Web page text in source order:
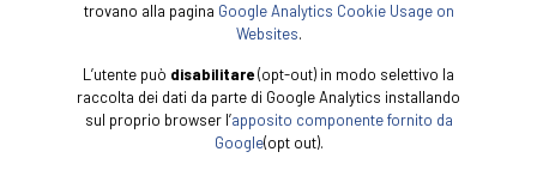
trovano alla pagina Google Analytics Cookie Usage on
Websites.
L’utente può disabilitare(opt-out) in modo selettivo la
raccolta dei dati da parte di Google Analytics installando
sul proprio browser l’apposito componente fornito da
Google(opt out).